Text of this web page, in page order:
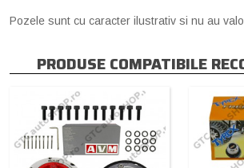
Pozele sunt cu caracter ilustrativ si nu au
PRODUSE COMPATIBILE